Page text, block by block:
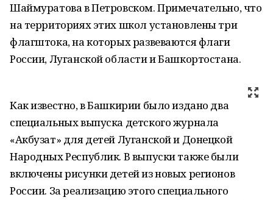
Шаймуратова в Петровском. Примечательно, что
на территориях этих школ установлены три
флагштока, на которых развеваются флаги
России, Луганской области и Башкортостана.
Как известно, в Башкирии было издано два
специальных выпуска детского журнала
«Акбузат» для детей Луганской и Донецкой
Народных Республик. В выпуски также были
включены рисунки детей из новых регионов
России. За реализацию этого специального